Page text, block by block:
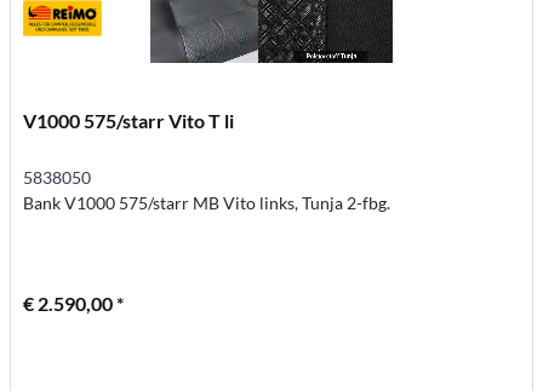
V1000 575/starr Vito T li
5838050
Bank V1000 575/starr MB Vito links, Tunja 2-fbg.
€ 2.590,00 *